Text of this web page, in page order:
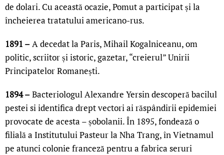
de dolari. Cu această ocazie, Pomut a participat și la
încheierea tratatului americano-rus.
1891 –A decedat la Paris, Mihail Kogalniceanu, om
politic, scriitor și istoric, gazetar, “creierul” Unirii
Principatelor Romanești.
1894 –Bacteriologul Alexandre Yersin descoperă bacilul
pestei si identifica drept vectori ai răspândirii epidemiei
provocate de acesta – șobolanii. În 1895, fondează o
filială a Institutului Pasteur la Nha Trang, în Vietnamul
pe atunci colonie franceză pentru a fabrica seruri